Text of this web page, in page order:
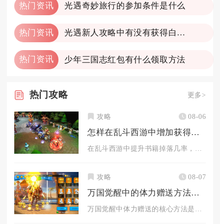
热门资讯 光遇奇妙旅行的参加条件是什么
热门资讯 光遇新人攻略中有没有获得白羽复训的技巧
热门资讯 少年三国志红包有什么领取方法
热门攻略 更多>
攻略 08-06
怎样在乱斗西游中增加获得书籍的几率
在乱斗西游中提升书籍掉落几率，核心在于锁定高概率副本、抓双倍...
攻略 08-07
万国觉醒中的体力赠送方法是什么
万国觉醒中体力赠送的核心方法是通过好友系统互赠，每位好友每日...